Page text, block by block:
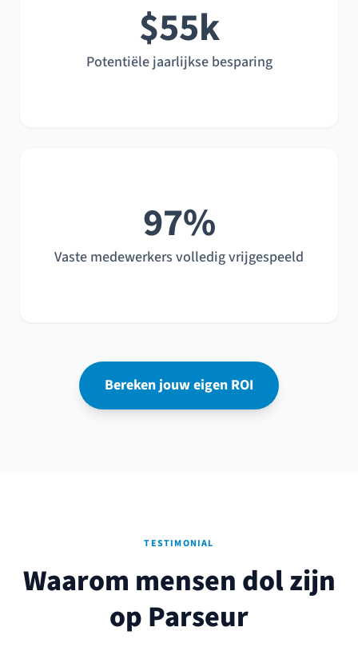
$55k
Potentiële jaarlijkse besparing
97%
Vaste medewerkers volledig vrijgespeeld
Bereken jouw eigen ROI
TESTIMONIAL
Waarom mensen dol zijn
op Parseur